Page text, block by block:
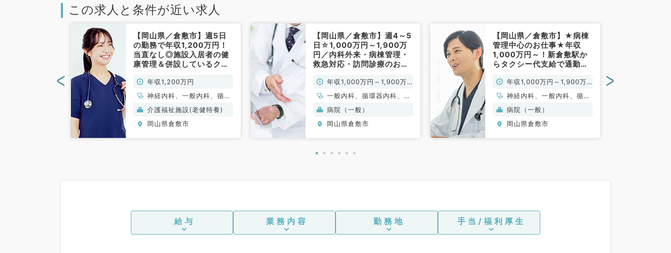
この求人と条件が近い求人
【岡山県／倉敷市】週5日
の勤務で年収1,200万円！
当直なし◎施設入居者の健
康管理＆併設しているクリ
科系／常勤）
年収1,200万円
神経内科、一般内科、循環
器内科、呼吸器内科、消化
器内科、内分泌・代謝内
科、腎臓内科、老年内科、
介護福祉施設(老健特養)
岡山県倉敷市
【岡山県／倉敷市】週4～5
日☆1,000万円～1,900万
円／内科外来・病棟管理・
救急対応・訪問診療のお仕
科系／常勤）
年収1,000万円～1,900万
一般内科、循環器内科、消
化器内科、救急科・ＩＣＵ
病院（一般）
岡山県倉敷市
【岡山県／倉敷市】★病棟
管理中心のお仕事★年収
1,000万円～！新倉敷駅か
らタクシー代支給で通勤ラ
年収1,000万円～1,900万
円
神経内科、一般内科、循環
器内科、呼吸器内科、消化
器内科、内分泌・代謝内
科、腎臓内科、老年内科、
病院（一般）
岡山県倉敷市
< >
給与 業務内容 勤務地 手当/福利厚生